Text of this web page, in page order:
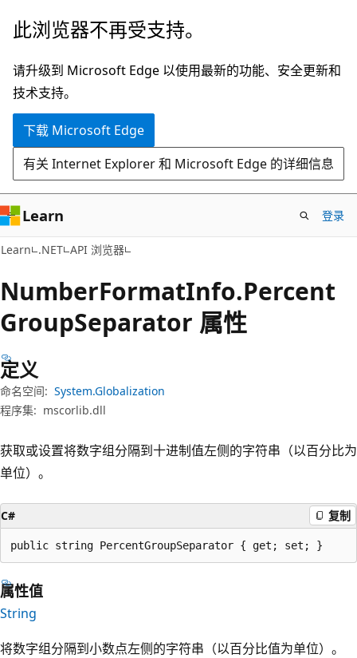
跳
主
要
内
跳
页
内
导
此浏览器不再受支持。
请升级到 Microsoft Edge 以使用最新的功能、安全更新和
技术支持。
下载 Microsoft Edge
有关 Internet Explorer 和 Microsoft Edge 的详细信息
Learn 登录
Learn .NET API 浏览器
NumberFormatInfo.Percent
GroupSeparator 属性
定义
命名空间: System.Globalization
程序集: mscorlib.dll
获取或设置将数字组分隔到十进制值左侧的字符串（以百分比为
单位）。
C# 复制
public string PercentGroupSeparator { get; set; }
属性值
String
将数字组分隔到小数点左侧的字符串（以百分比值为单位）。